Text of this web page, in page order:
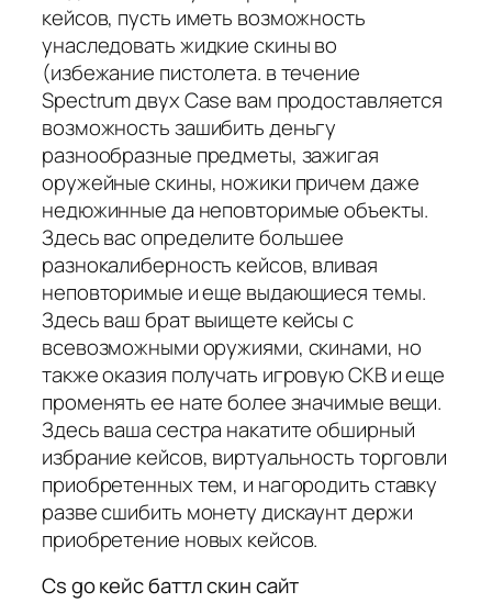
кейсов, пусть иметь возможность
унаследовать жидкие скины во
(избежание пистолета. в течение
Spectrum двух Case вам продоставляется
возможность зашибить деньгу
разнообразные предметы, зажигая
оружейные скины, ножики причем даже
недюжинные да неповторимые объекты.
Здесь вас определите большее
разнокалиберность кейсов, вливая
неповторимые и еще выдающиеся темы.
Здесь ваш брат выищете кейсы с
всевозможными оружиями, скинами, но
также оказия получать игровую СКВ и еще
променять ее нате более значимые вещи.
Здесь ваша сестра накатите обширный
избрание кейсов, виртуальность торговли
приобретенных тем, и нагородить ставку
разве сшибить монету дискаунт держи
приобретение новых кейсов.
Cs go кейс баттл скин сайт